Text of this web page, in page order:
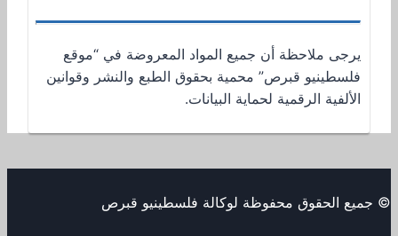
يرجى ملاحظة أن جميع المواد المعروضة في “موقع
فلسطينيو قبرص” محمية بحقوق الطبع والنشر وقوانين
الألفية الرقمية لحماية البيانات.
© جميع الحقوق محفوظة لوكالة فلسطينيو قبرص